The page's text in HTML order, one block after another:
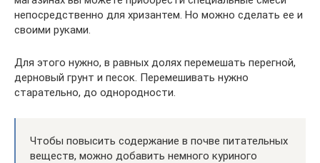
непосредственно для хризантем. Но можно сделать ее и
своими руками.
Для этого нужно, в равных долях перемешать перегной,
дерновый грунт и песок. Перемешивать нужно
старательно, до однородности.
Чтобы повысить содержание в почве питательных
веществ, можно добавить немного куриного